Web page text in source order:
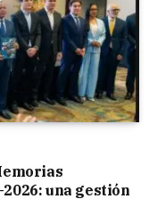
una gestión